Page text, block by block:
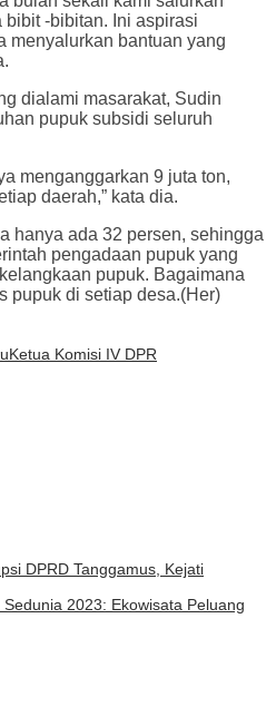
bibit -bibitan. Ini aspirasi
menyalurkan bantuan yang
dialami masarakat, Sudin
pupuk subsidi seluruh
menganggarkan 9 juta ton,
daerah,” kata dia.
hanya ada 32 persen, sehingga
pengadaan pupuk yang
pupuk. Bagaimana
pupuk di setiap desa.(Her)
Ketua Komisi IV DPR
DPRD Tanggamus, Kejati
2023: Ekowisata Peluang